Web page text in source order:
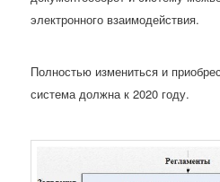
электронного взаимодействия.
Полностью измениться и
система должна к 2020 году.